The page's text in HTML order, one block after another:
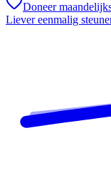
Doneer
Liever eenmalig